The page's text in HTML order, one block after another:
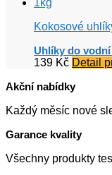
Kokosové
Uhlíky do
139 Kč Detail
Akční nabídky
Každý měsíc nové
Garance kvality
Všechny produkty